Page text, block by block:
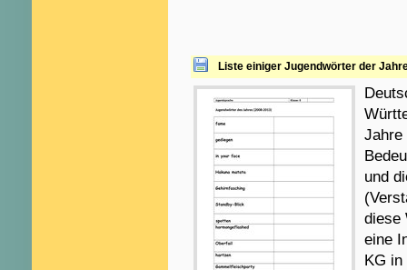
Liste einiger Jugendwörter der
Jahre
und
diese
eine
KG in